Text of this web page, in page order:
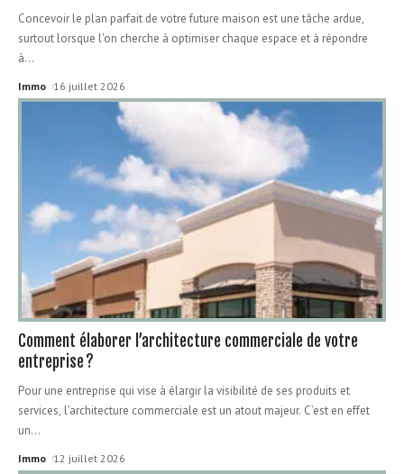
Concevoir le plan parfait de votre future maison est une tâche ardue,
surtout lorsque l'on cherche à optimiser chaque espace et à répondre
à…
Immo 16 juillet 2026
Comment élaborer l’architecture commerciale de votre
entreprise ?
Pour une entreprise qui vise à élargir la visibilité de ses produits et
services, l’architecture commerciale est un atout majeur. C’est en effet
un…
Immo 12 juillet 2026